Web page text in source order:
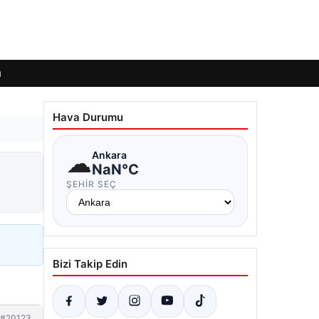
Hava Durumu
☁Ankara
NaN°C
ŞEHIR SEÇ
Bizi Takip Edin